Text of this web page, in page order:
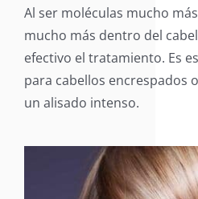
Al ser moléculas mucho
mucho más dentro del
efectivo el tratamiento. Es
para cabellos encrespados
un alisado intenso.